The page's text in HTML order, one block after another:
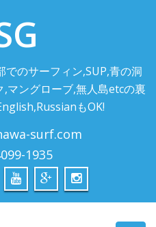
のサーフィン,SUP,青の洞
マングローブ,無人島etcの裏
もOK!
surf.com
1935